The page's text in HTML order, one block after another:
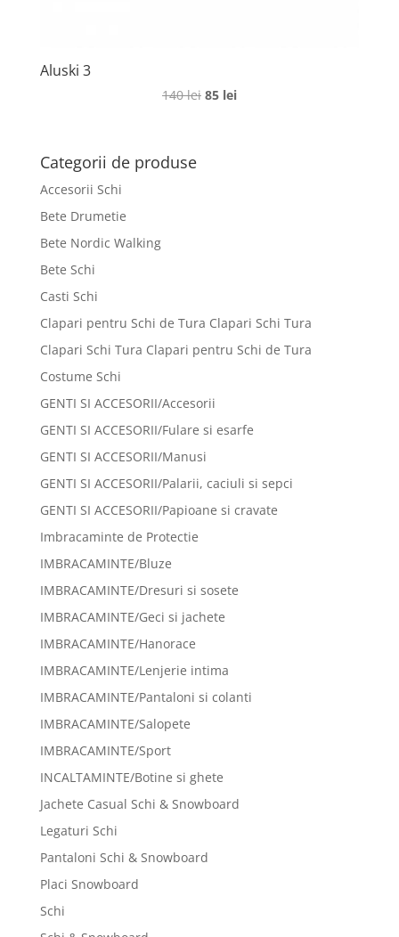
Aluski 3
140lei Prețul
85 leiPrețul
Categorii de produse
Accesorii Schi
Bete Drumetie
Bete Nordic Walking
Bete Schi
Casti Schi
Clapari pentru Schi de Tura Clapari Schi Tura
Clapari Schi Tura Clapari pentru Schi de Tura
Costume Schi
GENTI SI ACCESORII/Accesorii
GENTI SI ACCESORII/Fulare si esarfe
GENTI SI ACCESORII/Manusi
GENTI SI ACCESORII/Palarii, caciuli si sepci
GENTI SI ACCESORII/Papioane si cravate
Imbracaminte de Protectie
IMBRACAMINTE/Bluze
IMBRACAMINTE/Dresuri si sosete
IMBRACAMINTE/Geci si jachete
IMBRACAMINTE/Hanorace
IMBRACAMINTE/Lenjerie intima
IMBRACAMINTE/Pantaloni si colanti
IMBRACAMINTE/Salopete
IMBRACAMINTE/Sport
INCALTAMINTE/Botine si ghete
Jachete Casual Schi & Snowboard
Legaturi Schi
Pantaloni Schi & Snowboard
Placi Snowboard
Schi